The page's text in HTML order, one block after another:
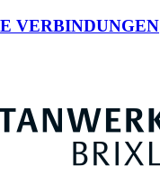
VERBINDUNGEN